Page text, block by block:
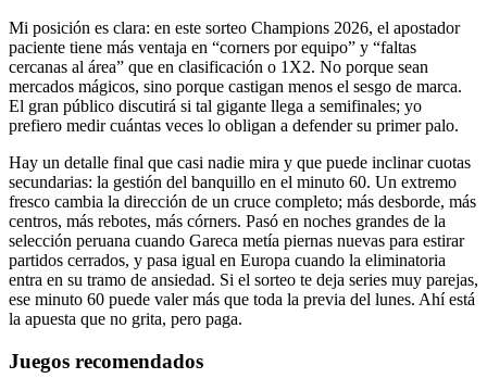
Mi posición es clara: en este sorteo Champions 2026, el apostador
paciente tiene más ventaja en “corners por equipo” y “faltas
cercanas al área” que en clasificación o 1X2. No porque sean
mercados mágicos, sino porque castigan menos el sesgo de marca.
El gran público discutirá si tal gigante llega a semifinales; yo
prefiero medir cuántas veces lo obligan a defender su primer palo.
Hay un detalle final que casi nadie mira y que puede inclinar cuotas
secundarias: la gestión del banquillo en el minuto 60. Un extremo
fresco cambia la dirección de un cruce completo; más desborde, más
centros, más rebotes, más córners. Pasó en noches grandes de la
selección peruana cuando Gareca metía piernas nuevas para estirar
partidos cerrados, y pasa igual en Europa cuando la eliminatoria
entra en su tramo de ansiedad. Si el sorteo te deja series muy parejas,
ese minuto 60 puede valer más que toda la previa del lunes. Ahí está
la apuesta que no grita, pero paga.
Juegos recomendados